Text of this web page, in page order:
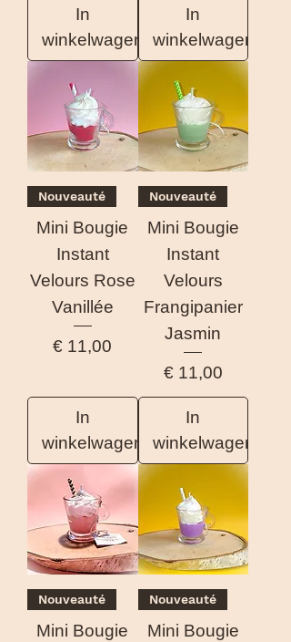
In
winkelwagen
In
winkelwagen
Nouveauté
Mini Bougie
Instant
Velours Rose
Vanillée
Prijs
€ 11,00
In
winkelwagen
Nouveauté
Mini Bougie
Instant
Velours
Frangipanier
Jasmin
Prijs
€ 11,00
In
winkelwagen
Nouveauté
Mini Bougie
Nouveauté
Mini Bougie